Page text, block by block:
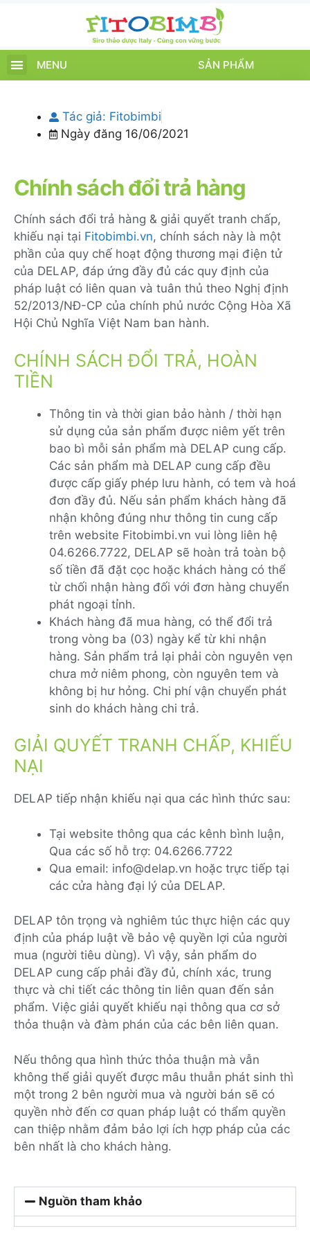
MENU SẢN PHẨM
Tác giả: Fitobimbi
Ngày đăng 16/06/2021
Chính sách đổi trả hàng
Chính sách đổi trả hàng & giải quyết tranh chấp,
khiếu nại tại Fitobimbi.vn, chính sách này là một
phần của quy chế hoạt động thương mại điện tử
của DELAP, đáp ứng đầy đủ các quy định của
pháp luật có liên quan và tuân thủ theo Nghị định
52/2013/NĐ-CP của chính phủ nước Cộng Hòa Xã
Hội Chủ Nghĩa Việt Nam ban hành.
CHÍNH SÁCH ĐỔI TRẢ, HOÀN
TIỀN
Thông tin và thời gian bảo hành / thời hạn
sử dụng của sản phẩm được niêm yết trên
bao bì mỗi sản phẩm mà DELAP cung cấp.
Các sản phẩm mà DELAP cung cấp đều
được cấp giấy phép lưu hành, có tem và hoá
đơn đầy đủ. Nếu sản phẩm khách hàng đã
nhận không đúng như thông tin cung cấp
trên website Fitobimbi.vn vui lòng liên hệ
04.6266.7722, DELAP sẽ hoàn trả toàn bộ
số tiền đã đặt cọc hoặc khách hàng có thể
từ chối nhận hàng đối với đơn hàng chuyển
phát ngoại tỉnh.
Khách hàng đã mua hàng, có thể đổi trả
trong vòng ba (03) ngày kể từ khi nhận
hàng. Sản phẩm trả lại phải còn nguyên vẹn
chưa mở niêm phong, còn nguyên tem và
không bị hư hỏng. Chi phí vận chuyển phát
sinh do khách hàng chi trả.
GIẢI QUYẾT TRANH CHẤP, KHIẾU
NẠI
DELAP tiếp nhận khiếu nại qua các hình thức sau:
Tại website thông qua các kênh bình luận,
Qua các số hỗ trợ: 04.6266.7722
Qua email: info@delap.vn hoặc trực tiếp tại
các cửa hàng đại lý của DELAP.
DELAP tôn trọng và nghiêm túc thực hiện các quy
định của pháp luật về bảo vệ quyền lợi của người
mua (người tiêu dùng). Vì vậy, sản phẩm do
DELAP cung cấp phải đầy đủ, chính xác, trung
thực và chi tiết các thông tin liên quan đến sản
phẩm. Việc giải quyết khiếu nại thông qua cơ sở
thỏa thuận và đàm phán của các bên liên quan.
Nếu thông qua hình thức thỏa thuận mà vẫn
không thể giải quyết được mâu thuẫn phát sinh thì
một trong 2 bên người mua và người bán sẽ có
quyền nhờ đến cơ quan pháp luật có thẩm quyền
can thiệp nhằm đảm bảo lợi ích hợp pháp của các
bên nhất là cho khách hàng.
Nguồn tham khảo